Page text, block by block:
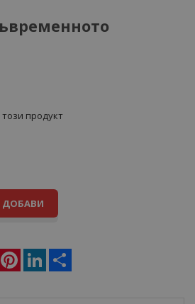
продукт
ДОБАВИ
MessengerPinterestLinkedIn